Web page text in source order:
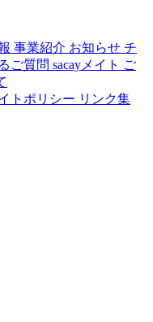
事業紹介 お知らせ チ
ご質問 sacayメイト ご
トポリシー リンク集